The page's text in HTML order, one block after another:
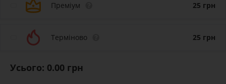
Преміум 25 грн
Терміново 25 грн
Усього: 0.00 грн